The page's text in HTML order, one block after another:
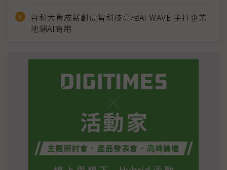
台科大育成新創虎智科技亮相AI WAVE 主打企業
地端AI商用